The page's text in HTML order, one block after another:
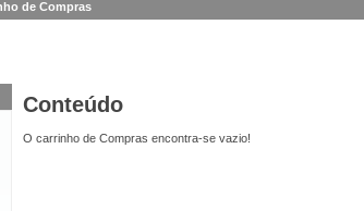
de Compras
Conteúdo
O carrinho de Compras encontra-se vazio!